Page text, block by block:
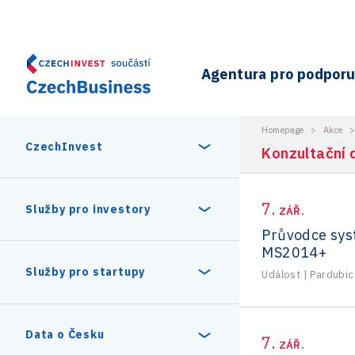
Agentura pro
CzechInvest
O nás
Interní projekty
30 let CzechInvestu
Služby pro investory
Statistika investičních projektů
Investiční pobídky a dotace
Služby pro startupy
Czechia Dealroom
Data o Česku
Homepage > Akce >
Konzultační
7. ZÁŘ.
Průvodce
MS2014+
Událost |
7. ZÁŘ.